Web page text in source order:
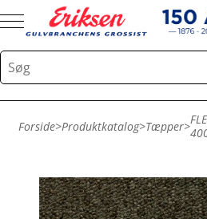
Forside>Produktkatalog>Tæpper>